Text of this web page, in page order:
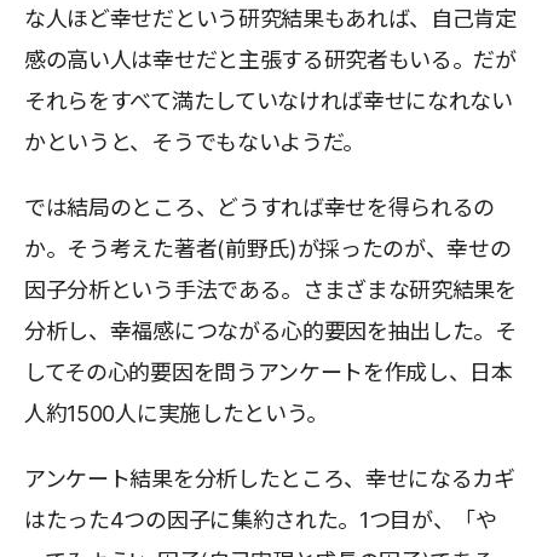
な人ほど幸せだという研究結果もあれば、自己肯定
感の高い人は幸せだと主張する研究者もいる。だが
それらをすべて満たしていなければ幸せになれない
かというと、そうでもないようだ。
では結局のところ、どうすれば幸せを得られるの
か。そう考えた著者(前野氏)が採ったのが、幸せの
因子分析という手法である。さまざまな研究結果を
分析し、幸福感につながる心的要因を抽出した。そ
してその心的要因を問うアンケートを作成し、日本
人約1500人に実施したという。
アンケート結果を分析したところ、幸せになるカギ
はたった4つの因子に集約された。1つ目が、「や